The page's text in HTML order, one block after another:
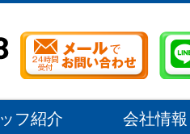
フ紹介 会社情報